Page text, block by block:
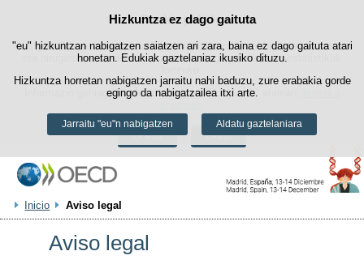
Cookie politika
Webgune honek berezko cookie-ak erabiltzen ditu nabigazioa errazteko
eta hirugarrenen cookie-ak erabilera- eta gogobetetasun-estatistikak
Informazio gehiago lor dezakezu gure "Cookie-ak" atalean,
Onartu Ukatu
Hizkuntza ez dago gaituta
"eu" hizkuntzan nabigatzen saiatzen ari zara, baina ez dago gaituta atari
honetan. Edukiak gaztelaniaz ikusiko dituzu.
Hizkuntza horretan nabigatzen jarraitu nahi baduzu, zure erabakia gorde
egingo da nabigatzailea itxi arte.
Jarraitu "eu"n nabigatzen Aldatu gaztelaniara
Edukira salto egin
Inicio Aviso legal
Aviso legal